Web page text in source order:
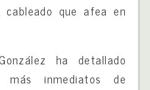
que afea en
ha detallado
más inmediatos de